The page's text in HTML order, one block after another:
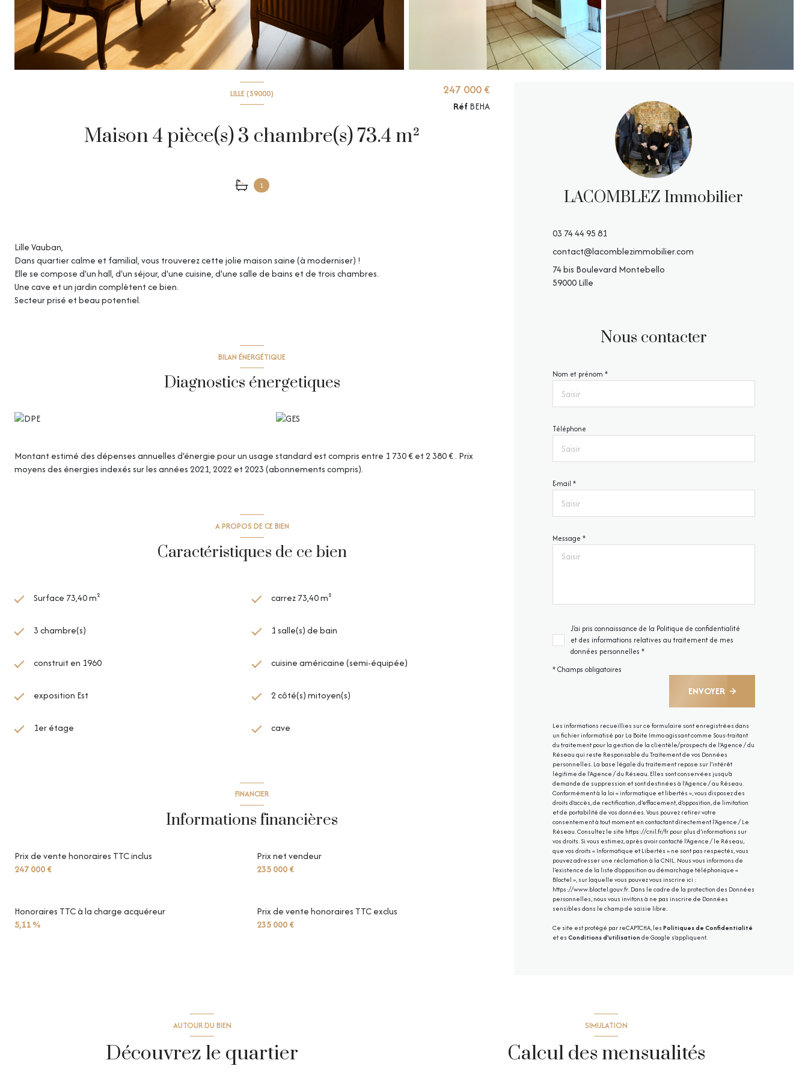
LILLE (59000)
Maison 4 pièce(s) 3 chambre(s) 73.4 m²
1
247 000 €
RéfBEHA
Lille Vauban,
Dans quartier calme et familial, vous trouverez cette jolie maison saine (à moderniser) !
Elle se compose d'un hall, d'un séjour, d'une cuisine, d'une salle de bains et de trois chambres.
Une cave et un jardin complètent ce bien.
Secteur prisé et beau potentiel.
BILAN ÉNERGÉTIQUE
Diagnostics énergetiques
Montant estimé des dépenses annuelles d'énergie pour un usage standard est compris entre 1 730 € et 2 380 € . Prix
moyens des énergies indexés sur les années 2021, 2022 et 2023 (abonnements compris).
A PROPOS DE CE BIEN
Caractéristiques de ce bien
Surface 73,40 m² carrez 73,40 m²
3 chambre(s) 1 salle(s) de bain
construit en 1960 cuisine américaine (semi-équipée)
exposition Est 2 côté(s) mitoyen(s)
1er étage cave
FINANCIER
Informations financières
Prix de vente honoraires TTC inclus
247 000 €
Prix net vendeur
235 000 €
Prix de vente honoraires TTC exclus
235 000 €
Honoraires TTC à la charge acquéreur
5,11 %
LACOMBLEZ Immobilier
03 74 44 95 81
contact@lacomblezimmobilier.com
74 bis Boulevard Montebello
59000 Lille
Nous contacter
Nom et prénom *
Téléphone
E-mail *
Message *
J'ai pris connaissance de la Politique de confidentialité
et des informations relatives au traitement de mes
données personnelles *
* Champs obligatoires
ENVOYER
Les informations recueillies sur ce formulaire sont enregistrées dans
un fichier informatisé par La Boite Immo agissant comme Sous-traitant
du traitement pour la gestion de la clientèle/prospects de l'Agence / du
Réseau qui reste Responsable du Traitement de vos Données
personnelles. La base légale du traitement repose sur l'intérêt
légitime de l'Agence / du Réseau. Elles sont conservées jusqu'à
demande de suppression et sont destinées à l'Agence / au Réseau.
Conformément à la loi « informatique et libertés », vous disposez des
droits d’accès, de rectification, d’effacement, d’opposition, de limitation
et de portabilité de vos données. Vous pouvez retirer votre
consentement à tout moment en contactant directement l’Agence / Le
Réseau. Consultez le site https://cnil.fr/frpour plus d’informations sur
vos droits. Si vous estimez, après avoir contacté l'Agence / le Réseau,
que vos droits « Informatique et Libertés » ne sont pas respectés, vous
pouvez adresser une réclamation à la CNIL. Nous vous informons de
l’existence de la liste d'opposition au démarchage téléphonique «
Bloctel », sur laquelle vous pouvez vous inscrire ici :
https://www.bloctel.gouv.fr. Dans le cadre de la protection des Données
personnelles, nous vous invitons à ne pas inscrire de Données
sensibles dans le champ de saisie libre.
Ce site est protégé par reCAPTCHA, les Politiques de Confidentialité
et es Conditions d'utilisation de Google s'appliquent.
AUTOUR DU BIEN
Découvrez le quartier
SIMULATION
Calcul des mensualités